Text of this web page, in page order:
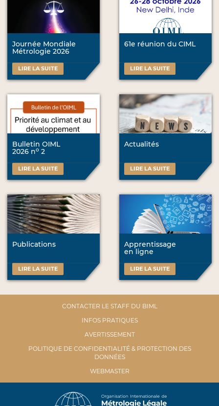
Journée Mondiale
Métrologie 2026
LIRE LA SUITE
61e réunion du CIML
LIRE LA SUITE
Bulletin OIML
2026 no 2
LIRE LA SUITE
Actualités
LIRE LA SUITE
Publications
LIRE LA SUITE
Apprentissage
en ligne
LIRE LA SUITE
CONTACTER LE STAFF DU BIML
INFOS PRATIQUES
AVERTISSEMENT
POLITIQUE DE CONFIDENTIALITÉ & PROTECTION DES
DONNÉES
WEBMASTER